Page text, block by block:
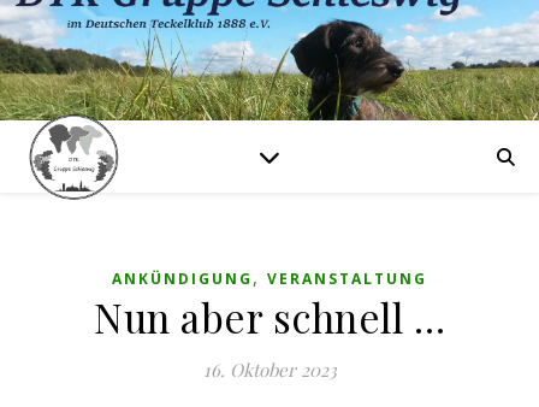
ANKÜNDIGUNG , VERANSTALTUNG
Nun aber schnell …
16. Oktober 2023